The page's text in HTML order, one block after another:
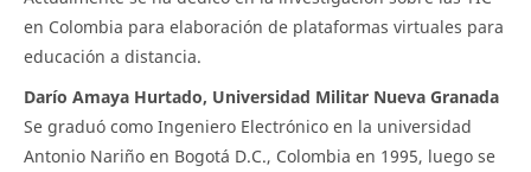
en Colombia para elaboración de plataformas virtuales para
educación a distancia.
Darío Amaya Hurtado, Universidad Militar Nueva Granada
Se graduó como Ingeniero Electrónico en la universidad
Antonio Nariño en Bogotá D.C., Colombia en 1995, luego se